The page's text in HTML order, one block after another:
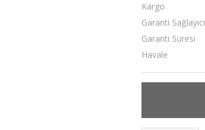
Kargo
Garanti Sağlayıcı
Garanti Süresi
Havale